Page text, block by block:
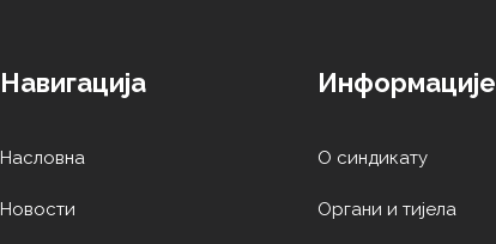
Навигација
Насловна
Новости
Информације
О синдикату
Oргани и тијела